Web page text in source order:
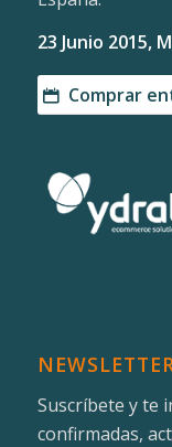
23 Junio 2015,
Comprar
Suscríbete y te
confirmadas,